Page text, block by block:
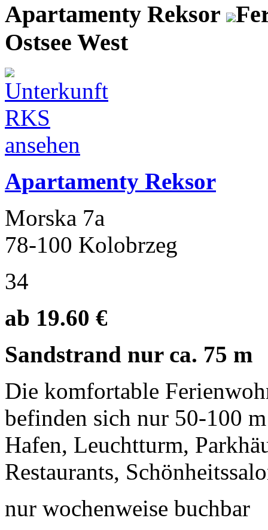
Apartamenty Reksor
Ostsee West
Apartamenty Reksor
Morska 7a
78-100 Kolobrzeg
34
ab 19.60 €
Sandstrand nur ca. 75 m
Die komfortable
befinden sich nur 50-100
Hafen, Leuchtturm,
Restaurants,
nur wochenweise buchbar